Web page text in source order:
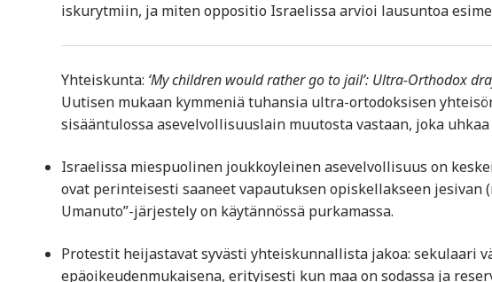
iskurytmiin, ja miten oppositio Israelissa arvioi lausuntoa
Yhteiskunta: ‘My children would rather go to jail’: Ultra-Orthodox
Uutisen mukaan kymmeniä tuhansia ultra-ortodoksisen
sisääntulossa asevelvollisuuslain muutosta vastaan, joka
Israelissa miespuolinen joukkoyleinen asevelvollisuus on
ovat perinteisesti saaneet vapautuksen opiskellakseen
Umanuto”-järjestely on käytännössä purkamassa.
Protestit heijastavat syvästi yhteiskunnallista jakoa: sekulaari
epäoikeudenmukaisena, erityisesti kun maa on sodassa ja